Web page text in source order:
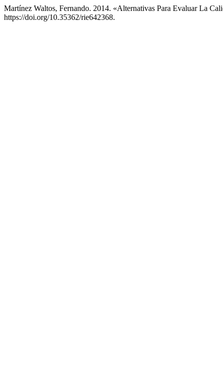
Martínez Waltos, Fernando. 2014. «Alternativas Para Evaluar La
https://doi.org/10.35362/rie642368.